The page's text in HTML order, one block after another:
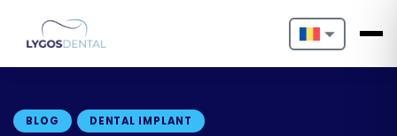
Nederlands
BLOG DENTAL IMPLANT